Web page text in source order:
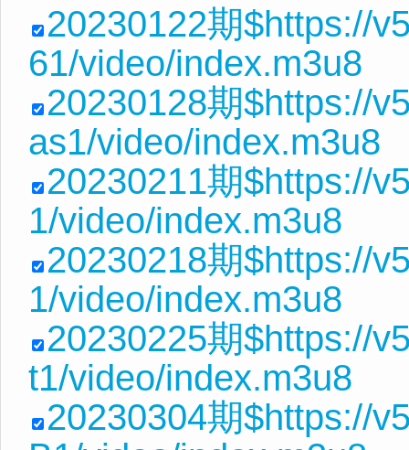
20230122期$https://
61/video/index.m3u8
20230128期$https://
as1/video/index.m3u8
20230211期$https://
1/video/index.m3u8
20230218期$https://
1/video/index.m3u8
20230225期$https://
t1/video/index.m3u8
20230304期$https://